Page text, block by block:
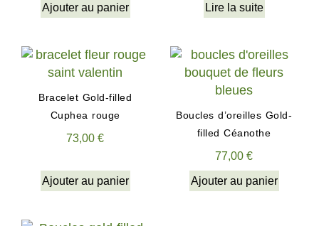
Ajouter au panier Lire la suite
Bracelet Gold-filled
Cuphea rouge
73,00 €
Ajouter au panier
Boucles d’oreilles Gold-
filled Céanothe
77,00 €
Ajouter au panier